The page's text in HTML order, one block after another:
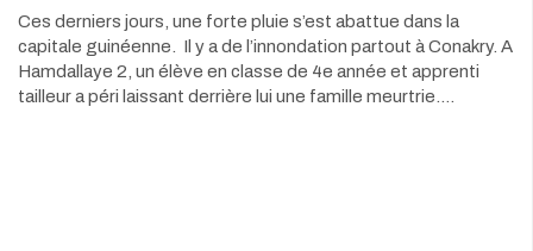
Ces derniers jours, une forte pluie s’est abattue dans la
capitale guinéenne. Il y a de l’innondation partout à Conakry. A
Hamdallaye 2, un élève en classe de 4e année et apprenti
tailleur a péri laissant derrière lui une famille meurtrie.…